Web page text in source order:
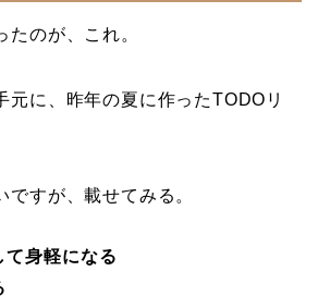
たのが、これ。
元に、昨年の夏に作ったTODOリ
ですが、載せてみる。
て身軽になる